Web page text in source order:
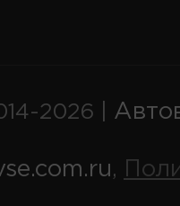
2026 |
,